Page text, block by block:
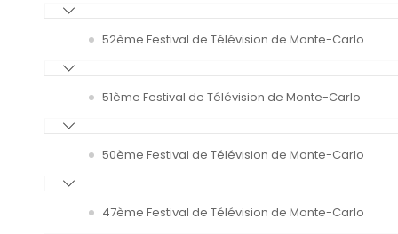
52ème Festival de Télévision de Monte-Carlo
51ème Festival de Télévision de Monte-Carlo
50ème Festival de Télévision de Monte-Carlo
47ème Festival de Télévision de Monte-Carlo